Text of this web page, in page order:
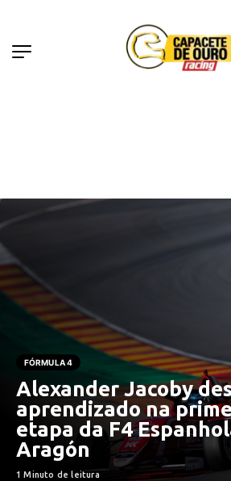
FÓRMULA 4
Alexander Jacoby
aprendizado na
etapa da F4
Aragón
1 Minuto de leitura